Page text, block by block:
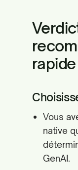
rapide
Vous
native
GenAI.